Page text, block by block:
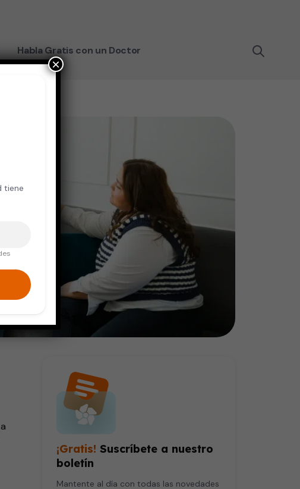
Habla Gratis con un Doctor
¡Gratis! Suscríbete a nuestro
boletín
Mantente al día con todas las novedades
tiene
×